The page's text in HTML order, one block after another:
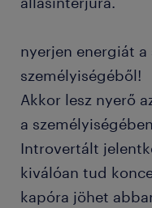
nyerjen energiát
személyiségéből!
Akkor lesz nyerő
a
Introvertált
kiválóan tud
kapóra jöhet